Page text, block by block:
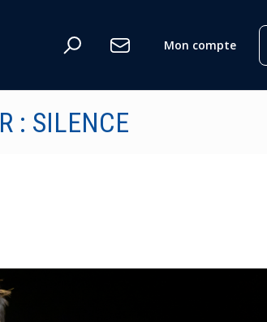
Mon compte
: SILENCE